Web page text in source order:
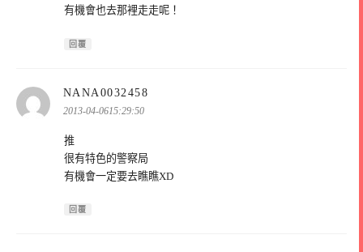
有機會也去那裡走走呢！
回覆
NANA0032458
2013-04-0615:29:50
推
很有特色的警察局
有機會一定要去瞧瞧XD
回覆